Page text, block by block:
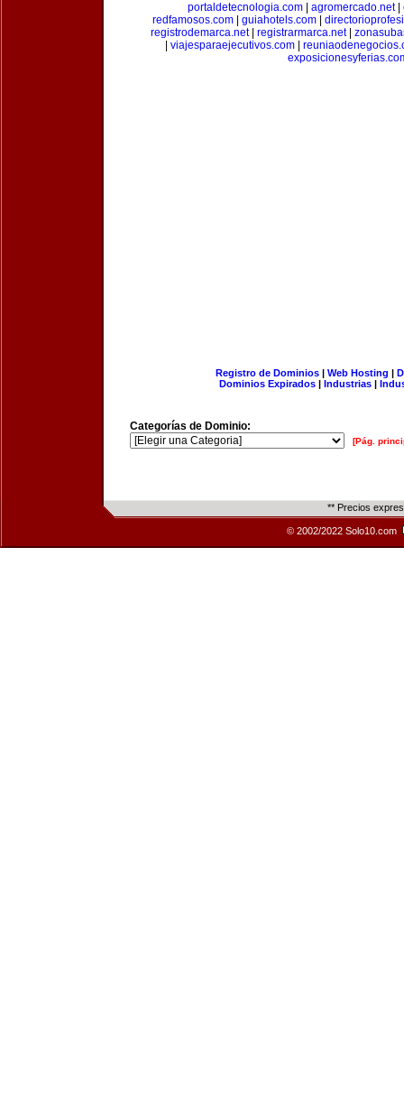
portaldetecnologia.com
agromercado.net|
redfamosos.com| guiahotels.com|
registrodemarca.net| registrarmarca.net|
viajesparaejecutivos.com|
Registro de Dominios| Web Hosting |
Dominios Expirados | Industrias |
Categorías de Dominio:
[Pág.
** Precios
© 2002/2022 Solo10.com